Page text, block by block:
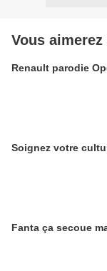
Vous aimerez
Renault parodie
Soignez votre
Fanta ça secoue